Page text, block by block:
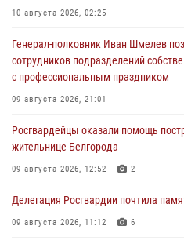
10 августа 2026, 02:25
Генерал-полковник Иван Шмелев
сотрудников подразделений
с профессиональным праздником
09 августа 2026, 21:01
Росгвардейцы оказали помощь
жительнице Белгорода
09 августа 2026, 12:52 2
Делегация Росгвардии почтила
09 августа 2026, 11:12 6